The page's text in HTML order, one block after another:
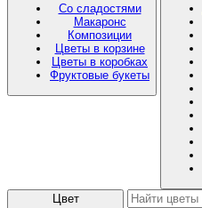
Со сладостями
Макаронс
Композиции
Цветы в корзине
Цветы в коробках
Фруктовые букеты
Цвет